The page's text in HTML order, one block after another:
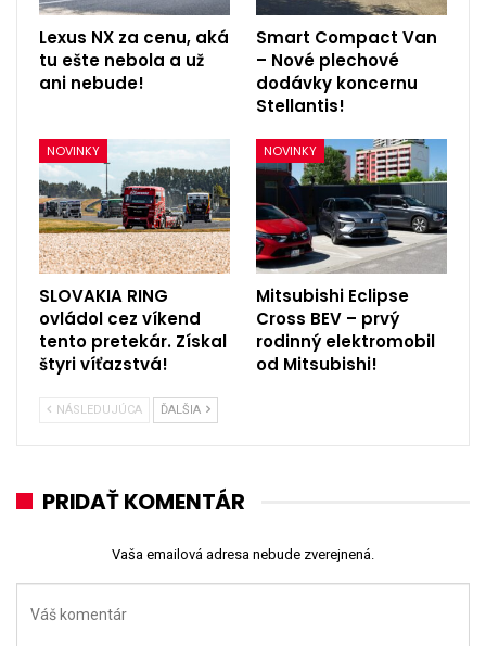
Lexus NX za cenu, aká
tu ešte nebola a už
ani nebude!
Smart Compact Van
– Nové plechové
dodávky koncernu
Stellantis!
NOVINKY
SLOVAKIA RING
ovládol cez víkend
tento pretekár. Získal
štyri víťazstvá!
NOVINKY
Mitsubishi Eclipse
Cross BEV – prvý
rodinný elektromobil
od Mitsubishi!
NÁSLEDUJÚCA ĎALŠIA
PRIDAŤ KOMENTÁR
Vaša emailová adresa nebude zverejnená.